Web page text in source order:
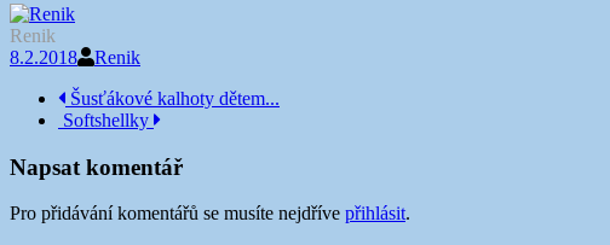
Renik
8.2.2018
Renik
Navigace
příspěvku
Šusťákové kalhoty dětem...
Softshellky
Napsat komentář
Pro přidávání komentářů se musíte nejdříve přihlásit.